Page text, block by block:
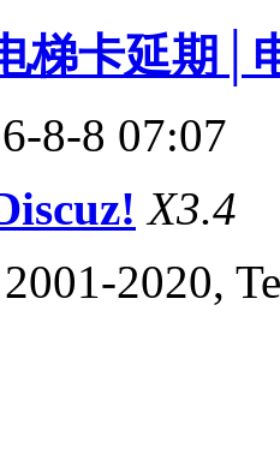
梯卡延期│
8-8 07:07
X3.4
2020,